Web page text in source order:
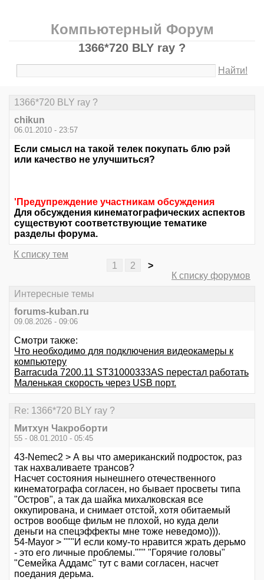
Компьютерный Форум
1366*720 BLY ray ?
Найти!
1366*720 BLY ray ?
chikun
06.01.2010 - 23:57
Если смысл на такой телек покупать блю рэй
или качество не улучшиться?
'Предупреждение участникам обсуждения
Для обсуждения кинематографических аспектов
существуют соответствующие тематике
разделы форума.
К списку тем
1
2
>
К списку форумов
Интересные темы
forums-kuban.ru
09.08.2026 - 09:06
Смотри также:
Что необходимо для подключения видеокамеры к
компьютеру
Barracuda 7200.11 ST31000333AS перестал работать
Маленькая скорость через USB порт.
Re: 1366*720 BLY ray ?
Митхун Чакроборти
55 - 08.01.2010 - 05:45
43-Nemec2 > А вы что американский подросток, раз
так нахваливаете трансов?
Насчет состояния нынешнего отечественного
кинематографа согласен, но бывает просветы типа
"Остров", а так да шайка михалковская все
оккупирована, и снимает отстой, хотя обитаемый
остров вообще фильм не плохой, но куда дели
деньги на спецэффекты мне тоже неведомо))).
54-Mayor > """И если кому-то нравится жрать дерьмо
- это его личные проблемы.""" "Горячие головы"
"Семейка Аддамс" тут с вами согласен, насчет
поедания дерьма.